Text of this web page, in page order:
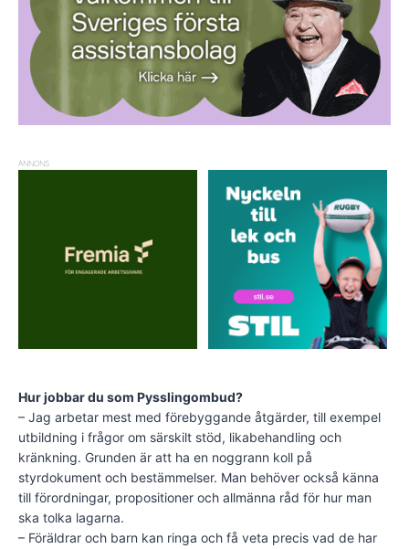
ANNONS
Hur jobbar du som Pysslingombud?
– Jag arbetar mest med förebyggande åtgärder, till exempel
utbildning i frågor om särskilt stöd, likabehandling och
kränkning. Grunden är att ha en noggrann koll på
styrdokument och bestämmelser. Man behöver också känna
till förordningar, propositioner och allmänna råd för hur man
ska tolka lagarna.
– Föräldrar och barn kan ringa och få veta precis vad de har